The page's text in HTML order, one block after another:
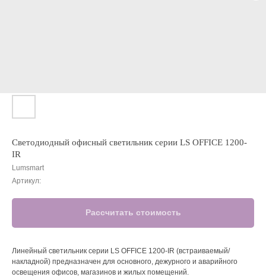
Светодиодный офисный светильник серии LS OFFICE 1200-
IR
Lumsmart
Артикул:
Рассчитать стоимость
Линейный светильник серии LS OFFICE 1200-IR (встраиваемый/
накладной) предназначен для основного, дежурного и аварийного
освещения офисов, магазинов и жилых помещений.